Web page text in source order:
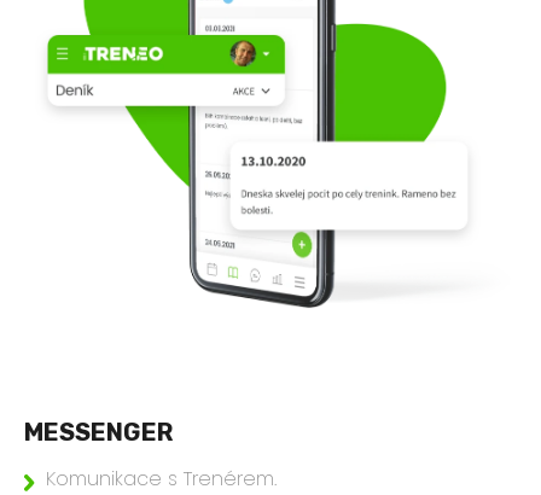
MESSENGER
Komunikace s Trenérem.